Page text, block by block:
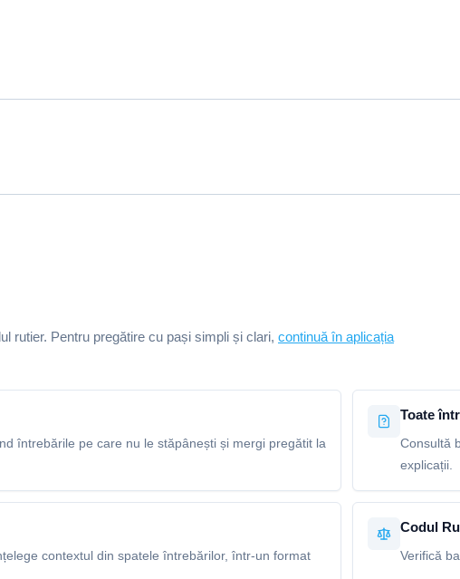
rutier. Pentru pregătire cu pași simpli și clari, continuă în aplicația
întrebările pe care nu le stăpânești și mergi pregătit la
Toate
Consultă
explicații.
contextul din spatele întrebărilor, într-un format
Codul
Verifică